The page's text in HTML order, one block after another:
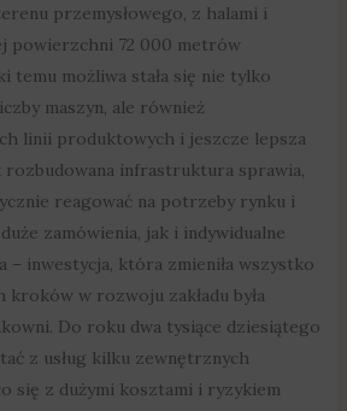
przemysłowego, z halami i
powierzchni 72 000 metrów
temu możliwa stała się nie tylko
maszyn, ale również
linii produktowych i jeszcze lepsza
rozbudowana infrastruktura sprawia,
reagować na potrzeby rynku i
zamówienia, jak i indywidualne
– inwestycja, która zmieniła wszystko
kroków w rozwoju zakładu była
Do roku dwa tysiące dziesiątego
z usług kilku zewnętrznych
się z dużymi kosztami i ryzykiem